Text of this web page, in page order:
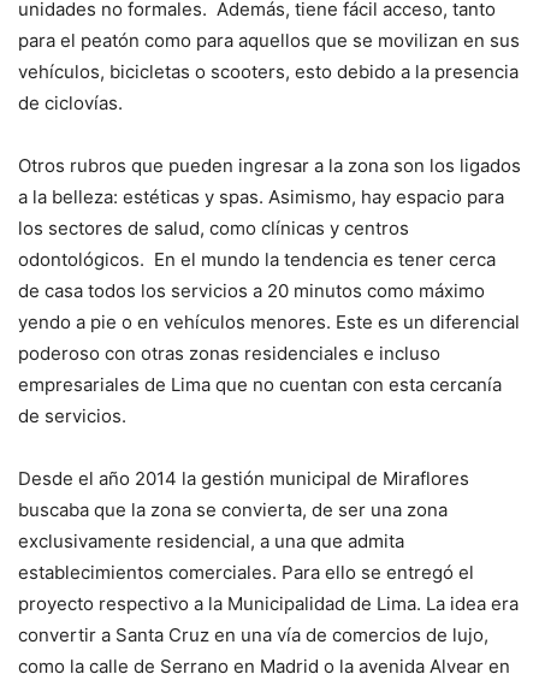
unidades no formales. Además, tiene fácil acceso, tanto
para el peatón como para aquellos que se movilizan en sus
vehículos, bicicletas o scooters, esto debido a la presencia
de ciclovías.
Otros rubros que pueden ingresar a la zona son los ligados
a la belleza: estéticas y spas. Asimismo, hay espacio para
los sectores de salud, como clínicas y centros
odontológicos. En el mundo la tendencia es tener cerca
de casa todos los servicios a 20 minutos como máximo
yendo a pie o en vehículos menores. Este es un diferencial
poderoso con otras zonas residenciales e incluso
empresariales de Lima que no cuentan con esta cercanía
de servicios.
Desde el año 2014 la gestión municipal de Miraflores
buscaba que la zona se convierta, de ser una zona
exclusivamente residencial, a una que admita
establecimientos comerciales. Para ello se entregó el
proyecto respectivo a la Municipalidad de Lima. La idea era
convertir a Santa Cruz en una vía de comercios de lujo,
como la calle de Serrano en Madrid o la avenida Alvear en